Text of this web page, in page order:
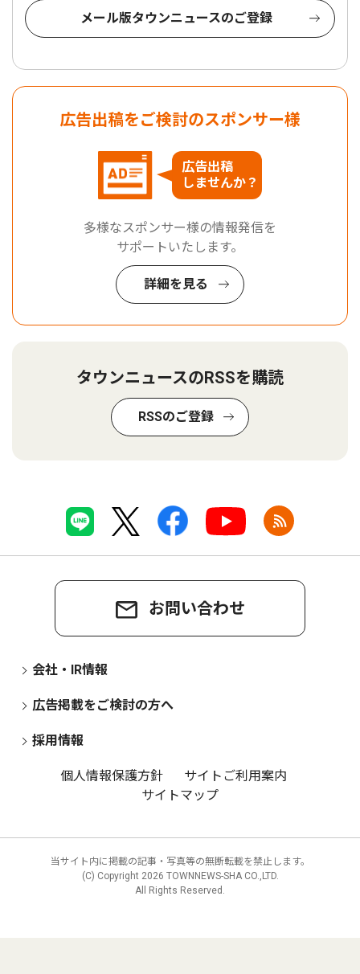
メール版タウンニュースのご登録
広告出稿をご検討のスポンサー様
広告出稿
しませんか？
多様なスポンサー様の情報発信を
サポートいたします。
詳細を見る
タウンニュースのRSSを購読
RSSのご登録
お問い合わせ
会社・IR情報
広告掲載をご検討の方へ
採用情報
個人情報保護方針
サイトご利用案内
サイトマップ
当サイト内に掲載の記事・写真等の無断転載を禁止します。
(C) Copyright 2026 TOWNNEWS-SHA CO.,LTD.
All Rights Reserved.